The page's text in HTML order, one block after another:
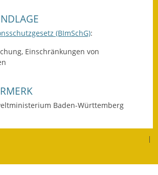
Gemeindehalle und
Bürgerhaus
Nahverkehr
(BImSchG):
Einschränkungen von
Baden-Württemberg
|